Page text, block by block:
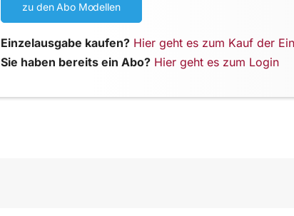
zu den Abo Modellen
Einzelausgabe kaufen? Hier geht es zum Kauf der
Sie haben bereits ein Abo? Hier geht es zum Login